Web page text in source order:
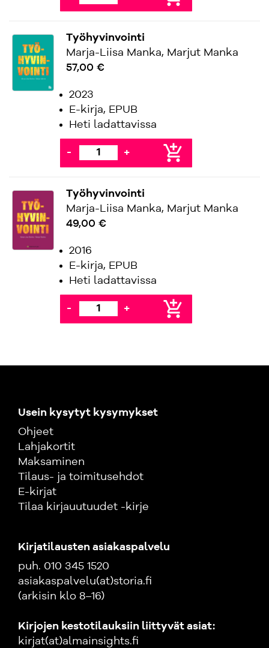
Työhyvinvointi
Marja-Liisa Manka, Marjut Manka
57,00 €
2023
E-kirja, EPUB
Heti ladattavissa
- + add_shopping_cart
Työhyvinvointi
Marja-Liisa Manka, Marjut Manka
49,00 €
2016
E-kirja, EPUB
Heti ladattavissa
- + add_shopping_cart
Usein kysytyt kysymykset
Ohjeet
Lahjakortit
Maksaminen
Tilaus- ja toimitusehdot
E-kirjat
Tilaa kirjauutuudet -kirje
Kirjatilausten asiakaspalvelu
puh. 010 345 1520
asiakaspalvelu(at)storia.fi
(arkisin klo 8–16)
Kirjojen kestotilauksiin liittyvät asiat:
kirjat(at)almainsights.fi